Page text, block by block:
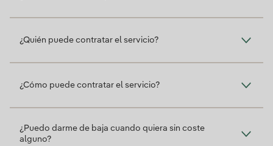
¿Quién puede contratar el servicio?
¿Cómo puede contratar el servicio?
¿Puedo darme de baja cuando quiera sin coste
alguno?